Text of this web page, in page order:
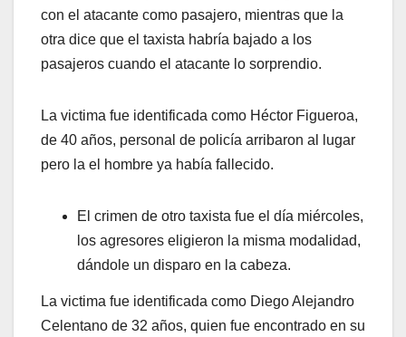
con el atacante como pasajero, mientras que la
otra dice que el taxista habría bajado a los
pasajeros cuando el atacante lo sorprendio.
La victima fue identificada como Héctor Figueroa,
de 40 años, personal de policía arribaron al lugar
pero la el hombre ya había fallecido.
El crimen de otro taxista fue el día miércoles,
los agresores eligieron la misma modalidad,
dándole un disparo en la cabeza.
La victima fue identificada como Diego Alejandro
Celentano de 32 años, quien fue encontrado en su